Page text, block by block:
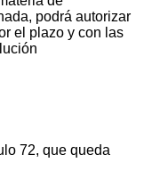
podrá autorizar
el plazo y con las
72, que queda